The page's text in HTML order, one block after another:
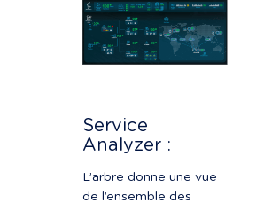
Service
Analyzer :
L’arbre donne une vue
de l’ensemble des